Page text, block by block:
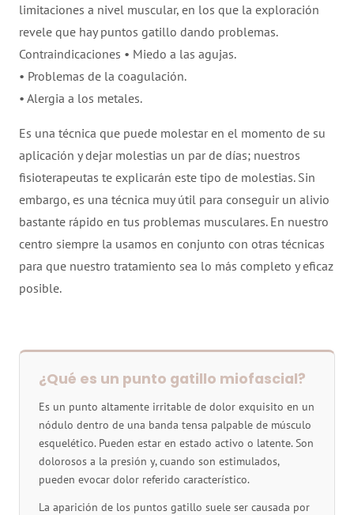
limitaciones a nivel muscular, en los que la exploración
revele que hay puntos gatillo dando problemas.
Contraindicaciones • Miedo a las agujas.
• Problemas de la coagulación.
• Alergia a los metales.
Es una técnica que puede molestar en el momento de su
aplicación y dejar molestias un par de días; nuestros
fisioterapeutas te explicarán este tipo de molestias. Sin
embargo, es una técnica muy útil para conseguir un alivio
bastante rápido en tus problemas musculares. En nuestro
centro siempre la usamos en conjunto con otras técnicas
para que nuestro tratamiento sea lo más completo y eficaz
posible.
¿Qué es un punto gatillo miofascial?
Es un punto altamente irritable de dolor exquisito en un
nódulo dentro de una banda tensa palpable de músculo
esquelético. Pueden estar en estado activo o latente. Son
dolorosos a la presión y, cuando son estimulados,
pueden evocar dolor referido característico.
La aparición de los puntos gatillo suele ser causada por